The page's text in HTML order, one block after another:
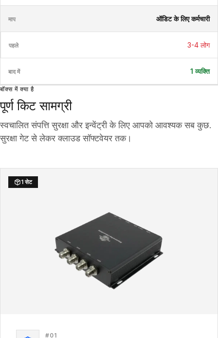
ऑडिट के लिए कर्मचारी
3-4 लोग
1 व्यक्ति
बॉक्स में क्या है
पूर्ण किट सामग्री
स्वचालित संपत्ति सुरक्षा और इन्वेंट्री के लिए आपको आवश्यक सब कुछ.
सुरक्षा गेट से लेकर क्लाउड सॉफ्टवेयर तक।
1 सेट
#01